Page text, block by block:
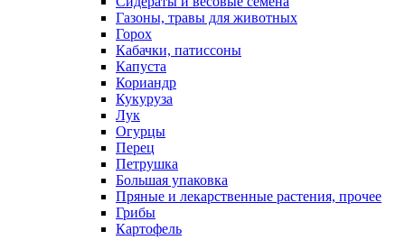
Газоны, травы для животных
Горох
Кабачки, патиссоны
Капуста
Кориандр
Кукуруза
Лук
Огурцы
Перец
Петрушка
Большая упаковка
Пряные и лекарственные растения, прочее
Грибы
Картофель